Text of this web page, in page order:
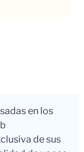
en los
de sus